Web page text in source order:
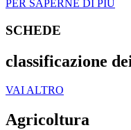
PER SAPERNE DI PIÙ
SCHEDE
classificazione
VAI ALTRO
Agricoltura